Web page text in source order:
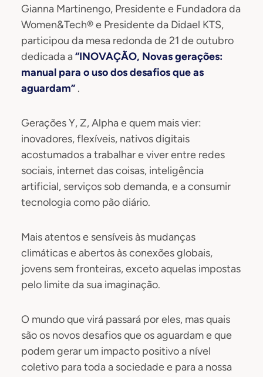
Gianna Martinengo, Presidente e Fundadora da
Women&Tech® e Presidente da Didael KTS,
participou da mesa redonda de 21 de outubro
dedicada a“INOVAÇÃO, Novas gerações:
manual para o uso dos desafios que as
aguardam” .
Gerações Y, Z, Alpha e quem mais vier:
inovadores, flexíveis, nativos digitais
acostumados a trabalhar e viver entre redes
sociais, internet das coisas, inteligência
artificial, serviços sob demanda, e a consumir
tecnologia como pão diário.
Mais atentos e sensíveis às mudanças
climáticas e abertos às conexões globais,
jovens sem fronteiras, exceto aquelas impostas
pelo limite da sua imaginação.
O mundo que virá passará por eles, mas quais
são os novos desafios que os aguardam e que
podem gerar um impacto positivo a nível
coletivo para toda a sociedade e para a nossa